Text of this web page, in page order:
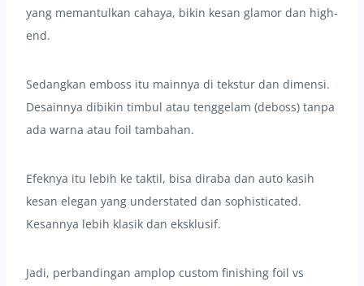
yang memantulkan cahaya, bikin kesan glamor dan high-
end.
Sedangkan emboss itu mainnya di tekstur dan dimensi.
Desainnya dibikin timbul atau tenggelam (deboss) tanpa
ada warna atau foil tambahan.
Efeknya itu lebih ke taktil, bisa diraba dan auto kasih
kesan elegan yang understated dan sophisticated.
Kesannya lebih klasik dan eksklusif.
Jadi, perbandingan amplop custom finishing foil vs